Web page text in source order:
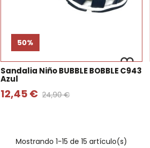
50%
Sandalia Niño BUBBLE BOBBLE C943
Azul
12,45 € 24,90 €
Mostrando 1-15 de 15 artículo(s)